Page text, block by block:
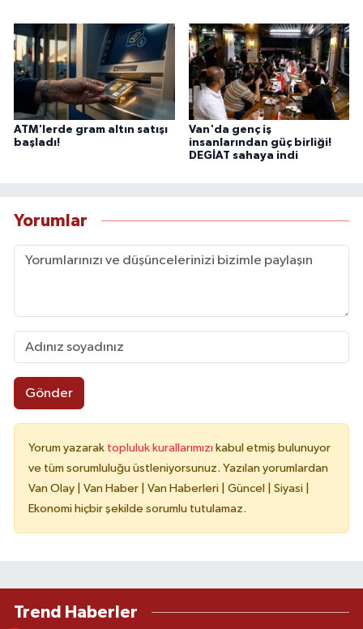
ATM'lerde gram altın satışı
başladı!
Van'da genç iş
insanlarından güç birliği!
DEGİAT sahaya indi
Yorumlar
Gönder
Yorum yazarak topluluk kurallarımızı kabul etmiş bulunuyor
ve tüm sorumluluğu üstleniyorsunuz. Yazılan yorumlardan
Van Olay | Van Haber | Van Haberleri | Güncel | Siyasi |
Ekonomi hiçbir şekilde sorumlu tutulamaz.
Trend Haberler